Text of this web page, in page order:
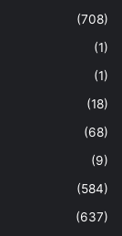
(708)
(1)
(1)
(18)
(68)
(9)
(584)
(637)